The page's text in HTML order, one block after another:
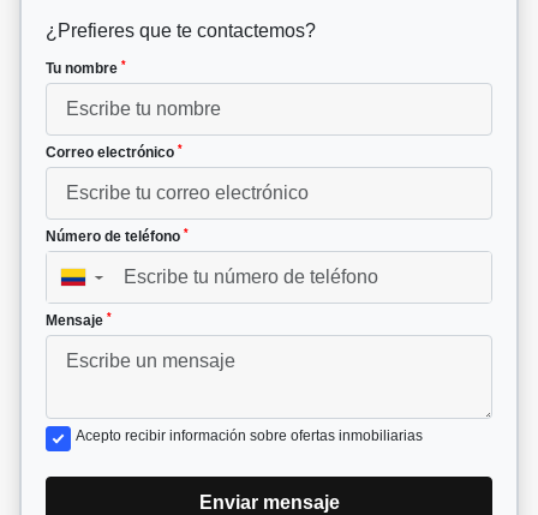
¿Prefieres que te contactemos?
Tu nombre *
Correo electrónico *
Número de teléfono *
▼
Mensaje *
Acepto recibir información sobre ofertas inmobiliarias
Enviar mensaje